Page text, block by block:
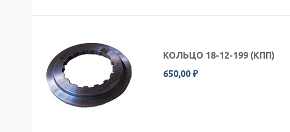
КОЛЬЦО 18-12-199 (КПП)
650,00 ₽